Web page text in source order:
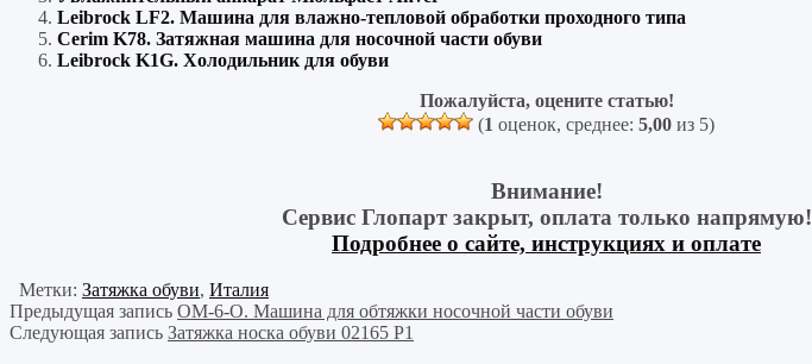
Leibrock LF2. Машина для влажно-тепловой обработки проходного типа
Cerim K78. Затяжная машина для носочной части обуви
Leibrock K1G. Холодильник для обуви
Пожалуйста, оцените статью!
(1 оценок, среднее:5,00 из 5)
Внимание!
Сервис Глопарт закрыт, оплата только напрямую!
Подробнее о сайте, инструкциях и оплате
Метки: Затяжка обуви, Италия
Предыдущая запись ОМ-6-О. Машина для обтяжки носочной части обуви
Следующая запись Затяжка носка обуви 02165 P1